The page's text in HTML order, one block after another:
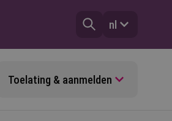
nl
Toelating & aanmelden